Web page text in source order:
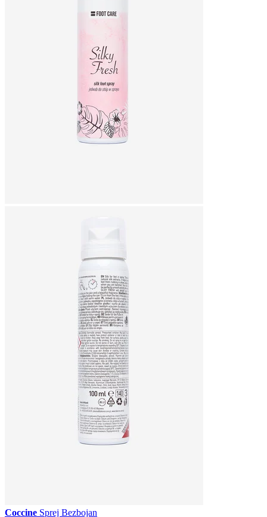
Coccine Sprej Bezbojan